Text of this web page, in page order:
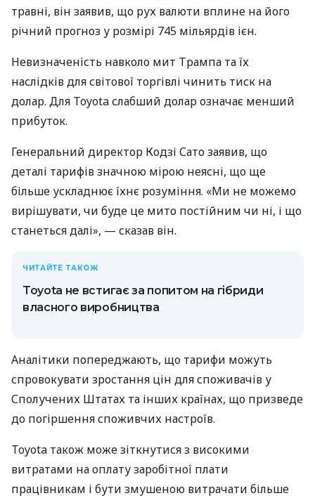
травні, він заявив, що рух валюти вплине на його
річний прогноз у розмірі 745 мільярдів ієн.
Невизначеність навколо мит Трампа та їх
наслідків для світової торгівлі чинить тиск на
долар. Для Toyota слабший долар означає менший
прибуток.
Генеральний директор Кодзі Сато заявив, що
деталі тарифів значною мірою неясні, що ще
більше ускладнює їхнє розуміння. «Ми не можемо
вирішувати, чи буде це мито постійним чи ні, і що
станеться далі», — сказав він.
ЧИТАЙТЕ ТАКОЖ
Toyota не встигає за попитом на гібриди
власного виробництва
Аналітики попереджають, що тарифи можуть
спровокувати зростання цін для споживачів у
Сполучених Штатах та інших країнах, що призведе
до погіршення споживчих настроїв.
Toyota також може зіткнутися з високими
витратами на оплату заробітної плати
працівникам і бути змушеною витрачати більше